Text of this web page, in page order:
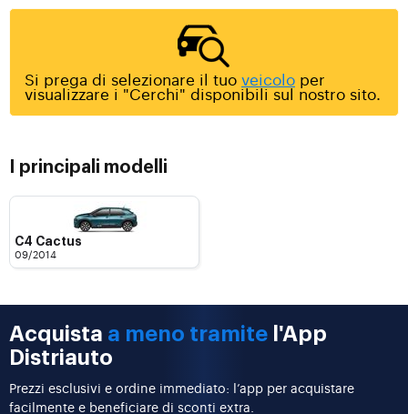
Si prega di selezionare il tuo veicolo per
visualizzare i "Cerchi" disponibili sul nostro sito.
I principali modelli
C4 Cactus
09/2014
Acquista a meno tramite l'App
Distriauto
Prezzi esclusivi e ordine immediato: l’app per acquistare
facilmente e beneficiare di sconti extra.